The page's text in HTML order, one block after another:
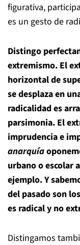
figurativa,
es un gesto de
Distingo
extremismo. El
horizontal de
se desplaza en
radicalidad es
parsimonia. El
imprudencia e
anarquía
urbano o escolar
ejemplo. Y
del pasado son
es radical y no
Distingamos